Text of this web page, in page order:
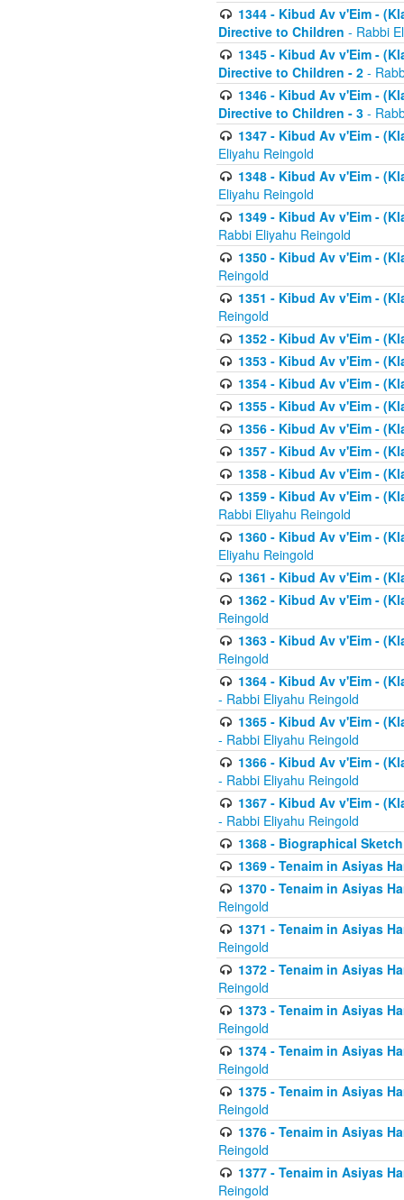
1344 - Kibud Av v'Eim -
Directive to Children - Rabbi
1345 - Kibud Av v'Eim -
Directive to Children - 2 -
1346 - Kibud Av v'Eim -
Directive to Children - 3 -
1347 - Kibud Av v'Eim -
Eliyahu Reingold
1348 - Kibud Av v'Eim -
Eliyahu Reingold
1349 - Kibud Av v'Eim -
Rabbi Eliyahu Reingold
1350 - Kibud Av v'Eim -
Reingold
1351 - Kibud Av v'Eim -
Reingold
1352 - Kibud Av v'Eim -
1353 - Kibud Av v'Eim -
1354 - Kibud Av v'Eim -
1355 - Kibud Av v'Eim -
1356 - Kibud Av v'Eim -
1357 - Kibud Av v'Eim -
1358 - Kibud Av v'Eim -
1359 - Kibud Av v'Eim -
Rabbi Eliyahu Reingold
1360 - Kibud Av v'Eim -
Eliyahu Reingold
1361 - Kibud Av v'Eim -
1362 - Kibud Av v'Eim -
Reingold
1363 - Kibud Av v'Eim -
Reingold
1364 - Kibud Av v'Eim -
- Rabbi Eliyahu Reingold
1365 - Kibud Av v'Eim -
- Rabbi Eliyahu Reingold
1366 - Kibud Av v'Eim -
- Rabbi Eliyahu Reingold
1367 - Kibud Av v'Eim -
- Rabbi Eliyahu Reingold
1368 - Biographical
1369 - Tenaim in Asiyas
1370 - Tenaim in Asiyas
Reingold
1371 - Tenaim in Asiyas
Reingold
1372 - Tenaim in Asiyas
Reingold
1373 - Tenaim in Asiyas
Reingold
1374 - Tenaim in Asiyas
Reingold
1375 - Tenaim in Asiyas
Reingold
1376 - Tenaim in Asiyas
Reingold
1377 - Tenaim in Asiyas
Reingold